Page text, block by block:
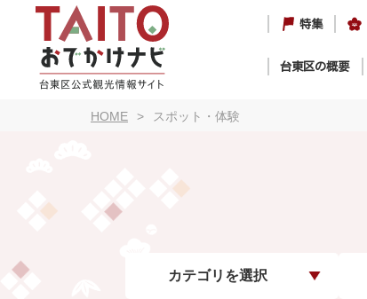
特集
台東区の概要
HOME スポット・体験
カテゴリを選択